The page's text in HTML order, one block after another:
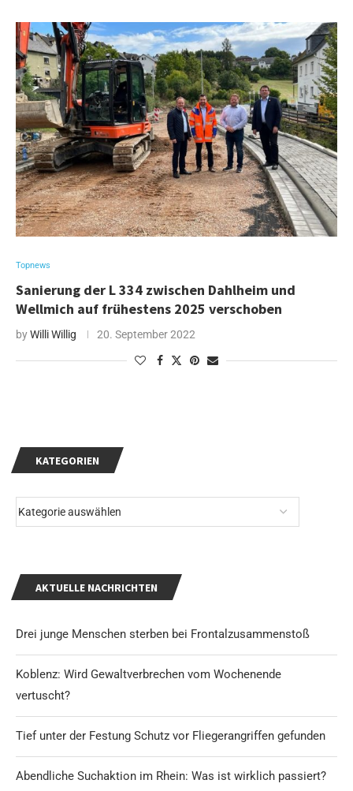
Topnews
Sanierung der L 334 zwischen Dahlheim und
Wellmich auf frühestens 2025 verschoben
byWilli Willig 20. September 2022
KATEGORIEN
AKTUELLE NACHRICHTEN
Drei junge Menschen sterben bei Frontalzusammenstoß
Koblenz: Wird Gewaltverbrechen vom Wochenende
vertuscht?
Tief unter der Festung Schutz vor Fliegerangriffen gefunden
Abendliche Suchaktion im Rhein: Was ist wirklich passiert?